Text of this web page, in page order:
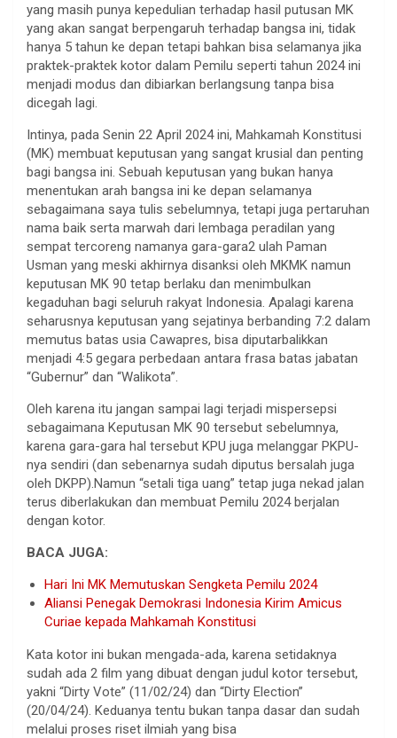
yang masih punya kepedulian terhadap hasil putusan MK
yang akan sangat berpengaruh terhadap bangsa ini, tidak
hanya 5 tahun ke depan tetapi bahkan bisa selamanya jika
praktek-praktek kotor dalam Pemilu seperti tahun 2024 ini
menjadi modus dan dibiarkan berlangsung tanpa bisa
dicegah lagi.
Intinya, pada Senin 22 April 2024 ini, Mahkamah Konstitusi
(MK) membuat keputusan yang sangat krusial dan penting
bagi bangsa ini. Sebuah keputusan yang bukan hanya
menentukan arah bangsa ini ke depan selamanya
sebagaimana saya tulis sebelumnya, tetapi juga pertaruhan
nama baik serta marwah dari lembaga peradilan yang
sempat tercoreng namanya gara-gara2 ulah Paman
Usman yang meski akhirnya disanksi oleh MKMK namun
keputusan MK 90 tetap berlaku dan menimbulkan
kegaduhan bagi seluruh rakyat Indonesia. Apalagi karena
seharusnya keputusan yang sejatinya berbanding 7:2 dalam
memutus batas usia Cawapres, bisa diputarbalikkan
menjadi 4:5 gegara perbedaan antara frasa batas jabatan
“Gubernur” dan “Walikota”.
Oleh karena itu jangan sampai lagi terjadi mispersepsi
sebagaimana Keputusan MK 90 tersebut sebelumnya,
karena gara-gara hal tersebut KPU juga melanggar PKPU-
nya sendiri (dan sebenarnya sudah diputus bersalah juga
oleh DKPP).Namun “setali tiga uang” tetap juga nekad jalan
terus diberlakukan dan membuat Pemilu 2024 berjalan
dengan kotor.
BACA JUGA:
Hari Ini MK Memutuskan Sengketa Pemilu 2024
Aliansi Penegak Demokrasi Indonesia Kirim Amicus
Curiae kepada Mahkamah Konstitusi
Kata kotor ini bukan mengada-ada, karena setidaknya
sudah ada 2 film yang dibuat dengan judul kotor tersebut,
yakni “Dirty Vote” (11/02/24) dan “Dirty Election”
(20/04/24). Keduanya tentu bukan tanpa dasar dan sudah
melalui proses riset ilmiah yang bisa